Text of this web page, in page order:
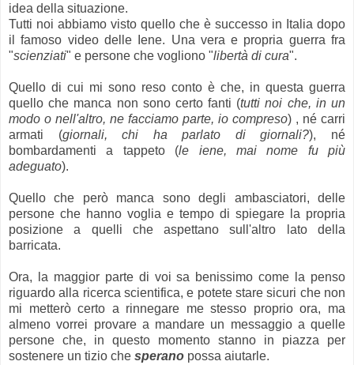
idea della situazione.
Tutti noi abbiamo visto quello che è successo in Italia dopo
il famoso video delle Iene. Una vera e propria guerra fra
"scienziati" e persone che vogliono "libertà di cura".
Quello di cui mi sono reso conto è che, in questa guerra
quello che manca non sono certo fanti (tutti noi che, in un
modo o nell'altro, ne facciamo parte, io compreso) , né carri
armati (giornali, chi ha parlato di giornali?), né
bombardamenti a tappeto (le iene, mai nome fu più
adeguato).
Quello che però manca sono degli ambasciatori, delle
persone che hanno voglia e tempo di spiegare la propria
posizione a quelli che aspettano sull'altro lato della
barricata.
Ora, la maggior parte di voi sa benissimo come la penso
riguardo alla ricerca scientifica, e potete stare sicuri che non
mi metterò certo a rinnegare me stesso proprio ora, ma
almeno vorrei provare a mandare un messaggio a quelle
persone che, in questo momento stanno in piazza per
sostenere un tizio che sperano possa aiutarle.